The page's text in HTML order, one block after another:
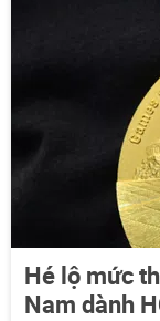
Hé lộ mức
Nam dành